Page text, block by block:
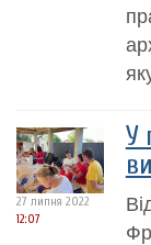
27 липня 2022
12:07
У